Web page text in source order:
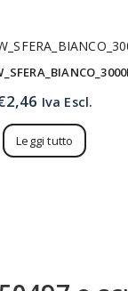
2,46 Iva Escl.
Leggi tutto